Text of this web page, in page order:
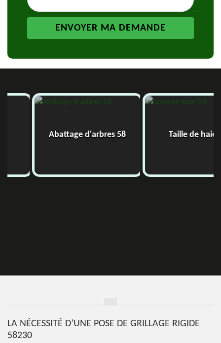
Abattage d'arbres 58 Taille de haie
LA NÉCESSITÉ D’UNE POSE DE GRILLAGE RIGIDE
58230